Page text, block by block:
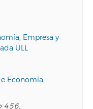
Empresa y
ULL
Economía,
456.